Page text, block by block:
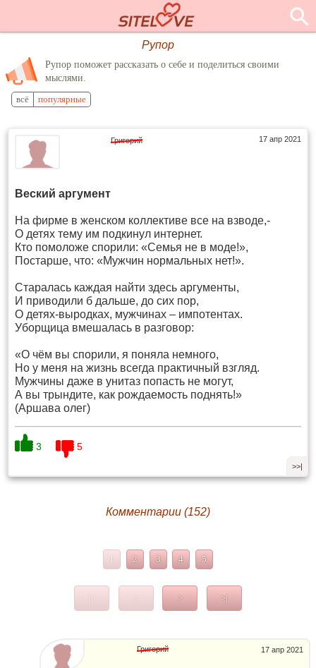
Рупор
Рупор поможет рассказать о себе и поделиться своими
мыслями.
всё популярные
17 апр 2021
Григорий
Веский аргумент
На фирме в женском коллективе все на взводе,-
О детях тему им подкинул интернет.
Кто помоложе спорили: «Семья не в моде!»,
Постарше, что: «Мужчин нормальных нет!».
Старалась каждая найти здесь аргументы,
И приводили б дальше, до сих пор,
О детях-выродках, мужчинах – импотентах.
Уборщица вмешалась в разговор:
«О чём вы спорили, я поняла немного,
Но у меня на жизнь всегда практичный взгляд.
Мужчины даже в унитаз попасть не могут,
А вы трындите, как рождаемость поднять!»
(Аршава олег)
3 5
>>|
Комментарии (152)
1 2 3 4 5
|< < > >|
17 апр 2021
Григорий